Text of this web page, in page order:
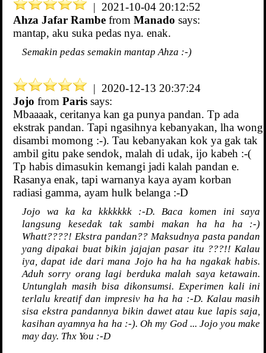
| 2021-10-04 20:12:52
Ahza Jafar Rambe from Manado says:
mantap, aku suka pedas nya. enak.
Semakin pedas semakin mantap Ahza :-)
| 2020-12-13 20:37:24
Jojo from Paris says:
Mbaaaak, ceritanya kan ga punya pandan. Tp ada
ekstrak pandan. Tapi ngasihnya kebanyakan, lha wong
disambi momong :-). Tau kebanyakan kok ya gak tak
ambil gitu pake sendok, malah di udak, ijo kabeh :-(
Tp habis dimasukin kemangi jadi kalah pandan e.
Rasanya enak, tapi warnanya kaya ayam korban
radiasi gamma, ayam hulk belanga :-D
Jojo wa ka ka kkkkkkk :-D. Baca komen ini saya
langsung kesedak tak sambi makan ha ha ha :-)
Whatt????! Ekstra pandan?? Maksudnya pasta pandan
yang dipakai buat bikin jajajan pasar itu ???!! Kalau
iya, dapat ide dari mana Jojo ha ha ha ngakak habis.
Aduh sorry orang lagi berduka malah saya ketawain.
Untunglah masih bisa dikonsumsi. Experimen kali ini
terlalu kreatif dan impresiv ha ha ha :-D. Kalau masih
sisa ekstra pandannya bikin dawet atau kue lapis saja,
kasihan ayamnya ha ha :-). Oh my God ... Jojo you make
may day. Thx You :-D